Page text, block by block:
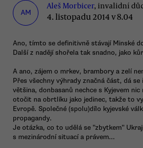
AM
Aleš Morbicer, invalidní
4. listopadu 2014 v 8.04
Ano, tímto se definitivně stávají Minské
Další z nadějí shořela tak snadno, jako
A ano, zájem o mrkev, brambory a zelí
Přes všechny výhrady značná část, dá
většina, donbasanů nechce s Kyjevem
otočit na obrtlíku jako jedinec, takže to
Evropě. Společné (spolu)dílo kyjevské
propagandy.
Je otázka, co to udělá se "zbytkem"
s mezinárodní situací a právem...